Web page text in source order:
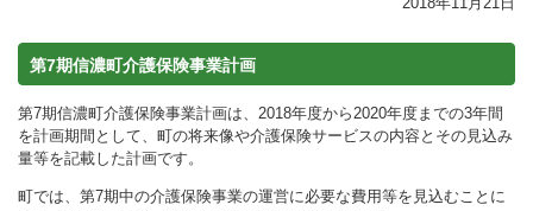
第7期信濃町介護保険事業計画
第7期信濃町介護保険事業計画は、2018年度から2020年度までの3年間
を計画期間として、町の将来像や介護保険サービスの内容とその見込み
量等を記載した計画です。
町では、第7期中の介護保険事業の運営に必要な費用等を見込むことに